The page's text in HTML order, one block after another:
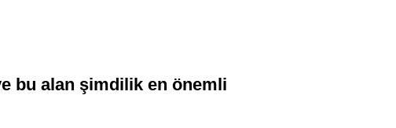
bu alan şimdilik en önemli